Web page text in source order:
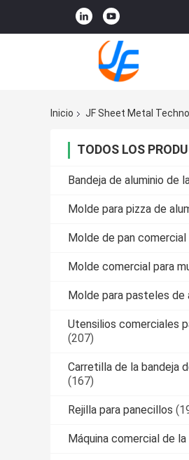
Inicio
JF Sheet Metal
TODOS LOS
Bandeja de aluminio de
Molde para pizza de
Molde de pan comercial
Molde comercial para
Molde para pasteles de
Utensilios comerciales
(207)
Carretilla de la bandeja
(167)
Rejilla para panecillos
Máquina comercial de